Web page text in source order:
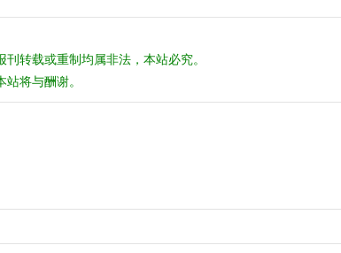
转载或重制均属非法，本站必究。
将与酬谢。